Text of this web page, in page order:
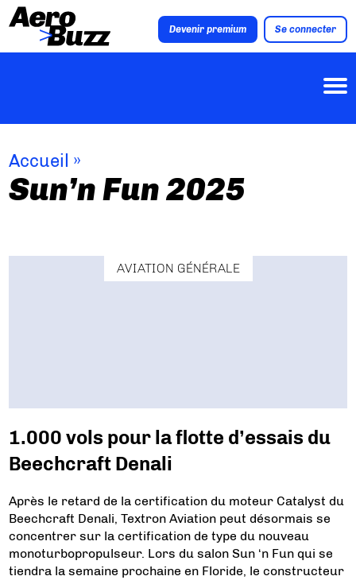
Devenir premium Se connecter
Accueil »
Sun’n Fun 2025
AVIATION GÉNÉRALE
1.000 vols pour la flotte d’essais du
Beechcraft Denali
Après le retard de la certification du moteur Catalyst du
Beechcraft Denali, Textron Aviation peut désormais se
concentrer sur la certification de type du nouveau
monoturbopropulseur. Lors du salon Sun ‘n Fun qui se
tiendra la semaine prochaine en Floride, le constructeur